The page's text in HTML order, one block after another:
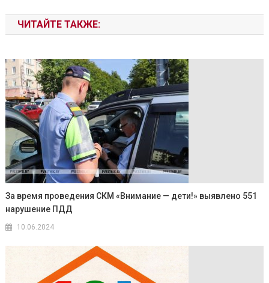
ЧИТАЙТЕ ТАКЖЕ:
За время проведения СКМ «Внимание — дети!» выявлено 551
нарушение ПДД
10.06.2024